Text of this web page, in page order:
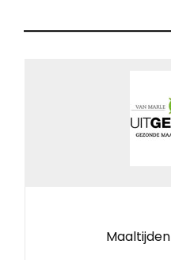
Maaltijden